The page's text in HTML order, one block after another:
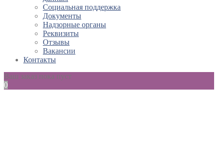
Социальная поддержка
Документы
Надзорные органы
Реквизиты
Отзывы
Вакансии
Контакты
Ваш заказ пока пуст
0